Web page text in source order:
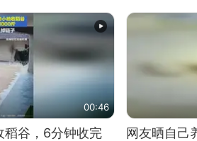
00:46
稻谷，6分钟收完
网友晒自己